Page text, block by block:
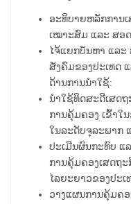
ອະທິບາຍຫລັກການ
ເໝາະສົມ ແລະ ສອ
ໄຈ້ແຍກບັນຫາ ແລະ
ສັງຄົມຂອງປະເທດ
ດ້ານການນໍາໃຊ້:
ນໍາໃຊ້ທິດສະດີເສດ
ການຄຸ້ມຄອງ ເຂົ້າໃ
ໃນລະດັບຈຸລະພາກ
ປະເມີນຜົນກະທົບ ແ
ການຄຸ້ມຄອງເສດຖ
ໄລຍະຍາວຂອງປະເ
ວາງແຜນການຄຸ້ມຄ